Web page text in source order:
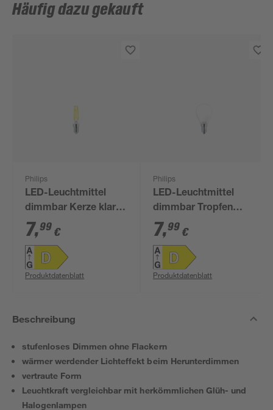
Häufig dazu gekauft
Philips
LED-Leuchtmittel
dimmbar Kerze klar
E14 4,5 W 470 lm
warmweiß
7,99 €
Produktdatenblatt
Philips
LED-Leuchtmittel
dimmbar Tropfen
matt E14 3,4 W 475 lm
warmweiß
7,99 €
Produktdatenblatt
Beschreibung
stufenloses Dimmen ohne Flackern
wärmer werdender Lichteffekt beim Herunterdimmen
vertraute Form
Leuchtkraft vergleichbar mit herkömmlichen Glüh- und
Halogenlampen